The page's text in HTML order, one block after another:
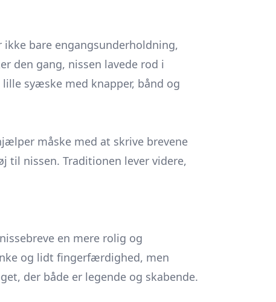
ikke bare engangsunderholdning,
den gang, nissen lavede rod i
syæske med knapper, bånd og
måske med at skrive brevene
til nissen. Traditionen lever videre,
en mere rolig og
og lidt fingerfærdighed, men
der både er legende og skabende.